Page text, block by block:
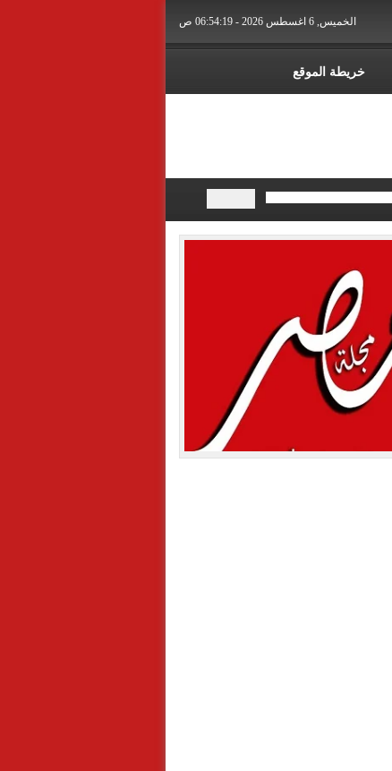
الخميس, 6 اغسطس 2026 - 06:54:20 ص
خريطة الموقع